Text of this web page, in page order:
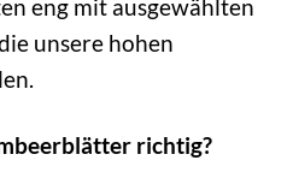
eng mit ausgewählten
unsere hohen
richtig?